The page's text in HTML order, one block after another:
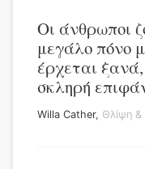
Οι άνθρωποι
μεγάλο πόνο
έρχεται
σκληρή
Willa Cather, Θλίψη